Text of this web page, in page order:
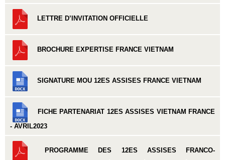
LETTRE D’INVITATION OFFICIELLE
BROCHURE EXPERTISE FRANCE VIETNAM
SIGNATURE MOU 12ES ASSISES FRANCE VIETNAM
FICHE PARTENARIAT 12ES ASSISES VIETNAM FRANCE
- AVRIL2023
PROGRAMME DES 12ES ASSISES FRANCO-